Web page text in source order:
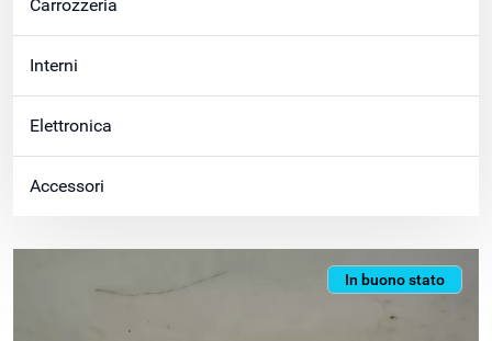
Carrozzeria
Interni
Elettronica
Accessori
In buono stato